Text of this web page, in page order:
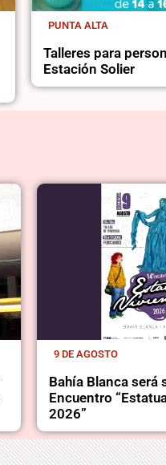
PUNTA ALTA
Talleres para
Estación Solier
9 DE AGOSTO
Bahía Blanca será
Encuentro
2026”